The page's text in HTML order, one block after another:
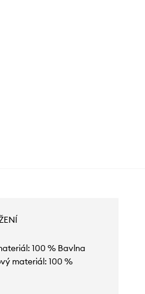
100 % Bavlna
materiál: 100 %